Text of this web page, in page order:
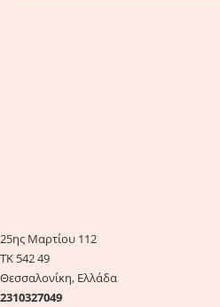
25ης Μαρτίου 112
ΤΚ 542 49
Θεσσαλονίκη, Ελλάδα
2310327049